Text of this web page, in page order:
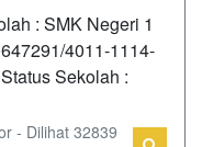
: SMK Negeri 1
4011-1114-
Sekolah :
- Dilihat 32839